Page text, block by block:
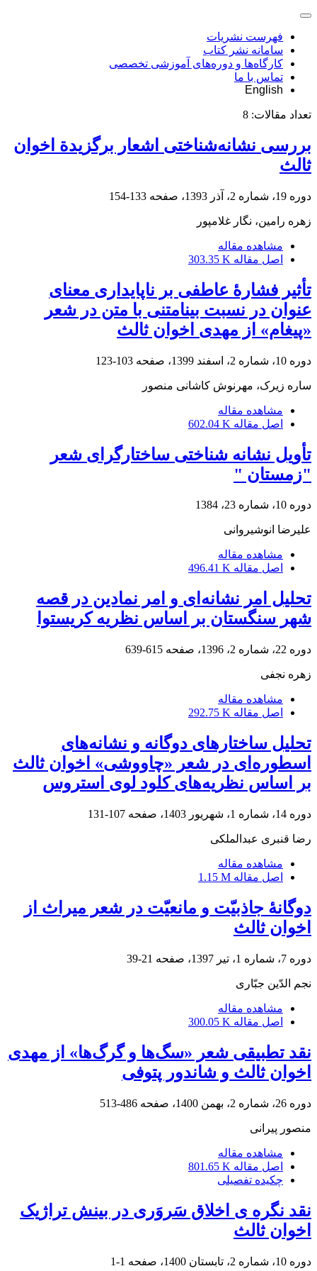
فهرست نشریات
سامانه نشر کتاب
کارگاه‌ها و دوره‌های آموزشی تخصصی
تماس با ما
English
تعداد مقالات: 8
بررسی نشانه‌شناختی اشعار برگزیدة‌ اخوان
ثالث
دوره 19، شماره 2، آذر 1393، صفحه 133-154
زهره رامین، نگار غلامپور
مشاهده مقاله
اصل مقاله 303.35 K
تأثیر فشارۀ عاطفی بر ناپایداری معنای
عنوان در نسبت بینامتنی با متن در شعر
«پیغام» از مهدی اخوان ثالث
دوره 10، شماره 2، اسفند 1399، صفحه 103-123
ساره زیرک، مهرنوش کاشانی منصور
مشاهده مقاله
اصل مقاله 602.04 K
تأویل نشانه شناختی ساختارگرای شعر
"زمستان "
دوره 10، شماره 23، 1384
علیرضا انوشیروانى
مشاهده مقاله
اصل مقاله 496.41 K
تحلیل امر نشانه‌ای و امر نمادین در قصه
شهر سنگستان بر اساس نظریه کریستوا
دوره 22، شماره 2، 1396، صفحه 615-639
زهره نجفی
مشاهده مقاله
اصل مقاله 292.75 K
تحلیل ساختارهای دوگانه و نشانه‌های
اسطوره‌ای در شعر «چاووشی» اخوان ثالث
بر اساس نظریه‌های کلود لوی استروس
دوره 14، شماره 1، شهریور 1403، صفحه 107-131
رضا قنبری عبدالملکی
مشاهده مقاله
اصل مقاله 1.15 M
دوگانۀ جاذبیّت و مانعیّت در شعر میراث از
اخوان ثالث
دوره 7، شماره 1، تیر 1397، صفحه 21-39
نجم الدّین جبّاری
مشاهده مقاله
اصل مقاله 300.05 K
نقد تطبیقی شعر «سگ‌ها و گرگ‌ها» از مهدی
اخوان ثالث و شاندور پتوفی
دوره 26، شماره 2، بهمن 1400، صفحه 486-513
منصور پیرانی
مشاهده مقاله
اصل مقاله 801.65 K
چکیده تفصیلی
نقد نگره ی اخلاق سَروَری در بینش تراژیک
اخوان ثالث
دوره 10، شماره 2، تابستان 1400، صفحه 1-1